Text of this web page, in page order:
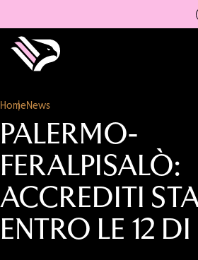
HomeNews
PALERMO-
FERALPISALÒ:
ACCREDITI
ENTRO LE 12